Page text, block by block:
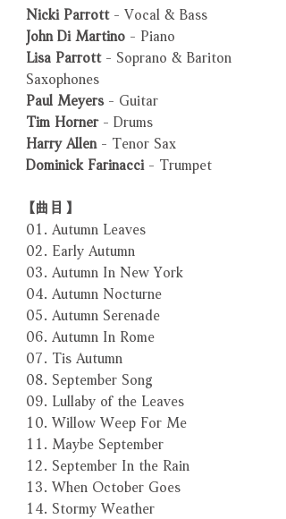
Nicki Parrott- Vocal & Bass
John Di Martino - Piano
Lisa Parrott- Soprano & Bariton
Saxophones
Paul Meyers- Guitar
Tim Horner- Drums
Harry Allen- Tenor Sax
Dominick Farinacci - Trumpet
【曲目】
01. Autumn Leaves
02. Early Autumn
03. Autumn In New York
04. Autumn Nocturne
05. Autumn Serenade
06. Autumn In Rome
07. Tis Autumn
08. September Song
09. Lullaby of the Leaves
10. Willow Weep For Me
11. Maybe September
12. September In the Rain
13. When October Goes
14. Stormy Weather